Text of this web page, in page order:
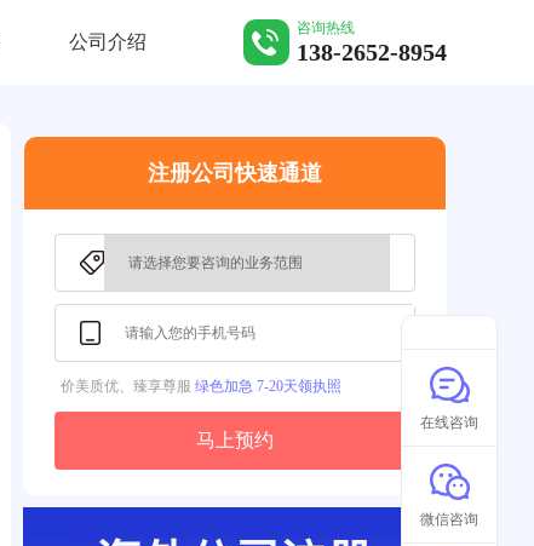
公司介绍
咨询热线
138-2652-8954
注册公司快速通道
价美质优、臻享尊服 绿色加急 7-20天领执照
马上预约
在线咨询
微信咨询